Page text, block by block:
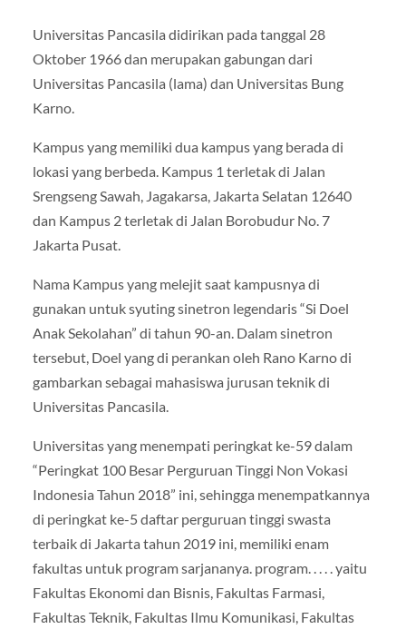
Universitas Pancasila didirikan pada tanggal 28
Oktober 1966 dan merupakan gabungan dari
Universitas Pancasila (lama) dan Universitas Bung
Karno.
Kampus yang memiliki dua kampus yang berada di
lokasi yang berbeda. Kampus 1 terletak di Jalan
Srengseng Sawah, Jagakarsa, Jakarta Selatan 12640
dan Kampus 2 terletak di Jalan Borobudur No. 7
Jakarta Pusat.
Nama Kampus yang melejit saat kampusnya di
gunakan untuk syuting sinetron legendaris “Si Doel
Anak Sekolahan” di tahun 90-an. Dalam sinetron
tersebut, Doel yang di perankan oleh Rano Karno di
gambarkan sebagai mahasiswa jurusan teknik di
Universitas Pancasila.
Universitas yang menempati peringkat ke-59 dalam
“Peringkat 100 Besar Perguruan Tinggi Non Vokasi
Indonesia Tahun 2018” ini, sehingga menempatkannya
di peringkat ke-5 daftar perguruan tinggi swasta
terbaik di Jakarta tahun 2019 ini, memiliki enam
fakultas untuk program sarjananya. program. . . . . yaitu
Fakultas Ekonomi dan Bisnis, Fakultas Farmasi,
Fakultas Teknik, Fakultas Ilmu Komunikasi, Fakultas